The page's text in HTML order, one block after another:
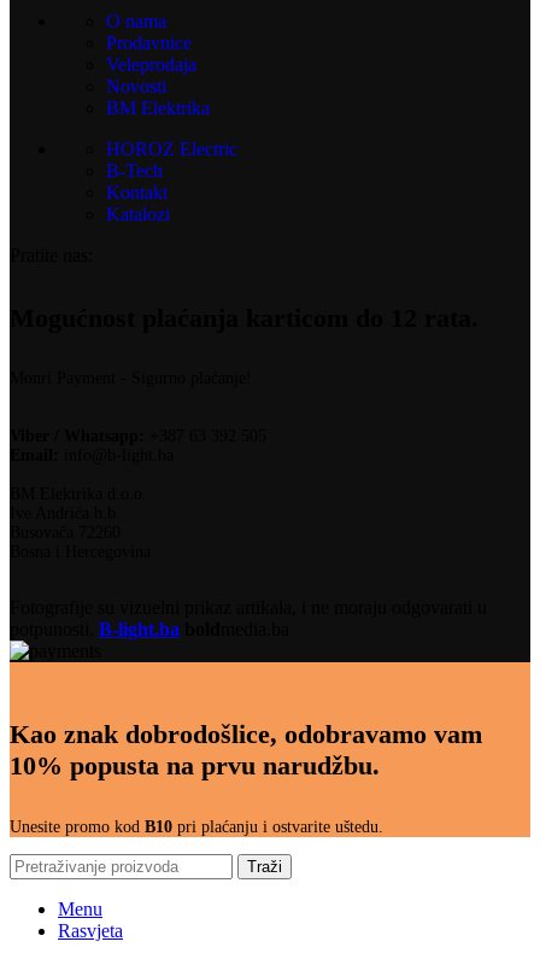
O nama
Prodavnice
Veleprodaja
Novosti
BM Elektrika
HOROZ Electric
B-Tech
Kontakt
Katalozi
B-light.ba
Kao znak dobrodošlice, odobravamo vam
10% popusta na prvu narudžbu.
Unesite promo kod B10 pri plaćanju i ostvarite uštedu.
Traži
Menu
Rasvjeta